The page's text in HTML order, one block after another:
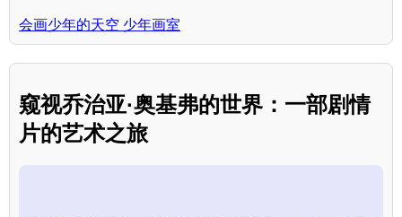
会画少年的天空 少年画室
窥视乔治亚·奥基弗的世界：一部剧情
片的艺术之旅